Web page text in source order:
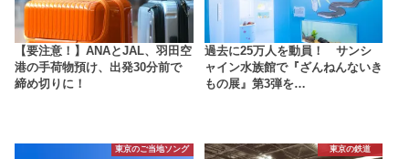
【要注意！】ANAとJAL、羽田空
港の手荷物預け、出発30分前で
締め切りに！
過去に25万人を動員！ サンシ
ャイン水族館で『ざんねんないき
もの展』第3弾を…
東京のご当地ソング 東京の鉄道